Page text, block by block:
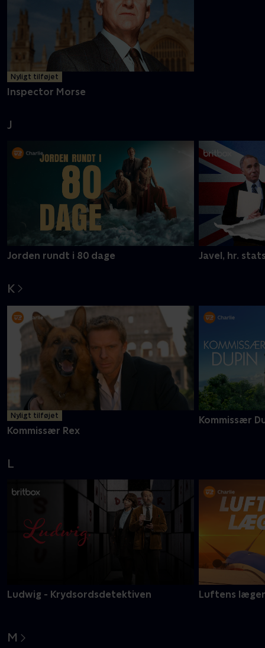
Nyligt tilføjet
Inspector Morse
J
Jorden rundt i 80 dage Javel, hr.
K
Nyligt tilføjet
Kommissær Rex
Kommissær
L
Ludwig - Krydsordsdetektiven Luftens læger
M